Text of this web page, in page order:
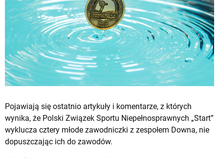
Pojawiają się ostatnio artykuły i komentarze, z których
wynika, że Polski Związek Sportu Niepełnosprawnych „Start”
wyklucza cztery młode zawodniczki z zespołem Downa, nie
dopuszczając ich do zawodów.